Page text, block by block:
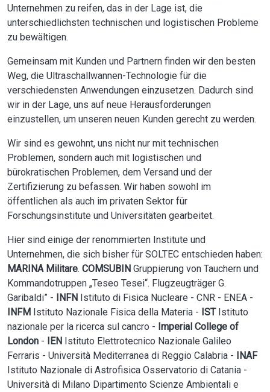
Unternehmen zu reifen, das in der Lage ist, die
unterschiedlichsten technischen und logistischen Probleme
zu bewältigen.
Gemeinsam mit Kunden und Partnern finden wir den besten
Weg, die Ultraschallwannen-Technologie für die
verschiedensten Anwendungen einzusetzen. Dadurch sind
wir in der Lage, uns auf neue Herausforderungen
einzustellen, um unseren neuen Kunden gerecht zu werden.
Wir sind es gewohnt, uns nicht nur mit technischen
Problemen, sondern auch mit logistischen und
bürokratischen Problemen, dem Versand und der
Zertifizierung zu befassen. Wir haben sowohl im
öffentlichen als auch im privaten Sektor für
Forschungsinstitute und Universitäten gearbeitet.
Hier sind einige der renommierten Institute und
Unternehmen, die sich bisher für SOLTEC entschieden haben:
MARINA Militare. COMSUBIN Gruppierung von Tauchern und
Kommandotruppen „Teseo Tesei“. Flugzeugträger G.
Garibaldi” - INFN Istituto di Fisica Nucleare - CNR - ENEA -
INFM Istituto Nazionale Fisica della Materia - ISTIstituto
nazionale per la ricerca sul cancro - Imperial College of
London - IEN Istituto Elettrotecnico Nazionale Galileo
Ferraris - Università Mediterranea di Reggio Calabria - INAF
Istituto Nazionale di Astrofisica Osservatorio di Catania -
Università di Milano Dipartimento Scienze Ambientali e